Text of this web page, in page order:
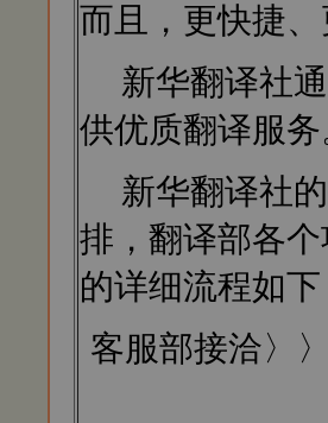
而且，更快捷
新华翻译社通
供优质翻译服务
新华翻译社的
排，翻译部各
的详细流程如下
客服部接洽〉